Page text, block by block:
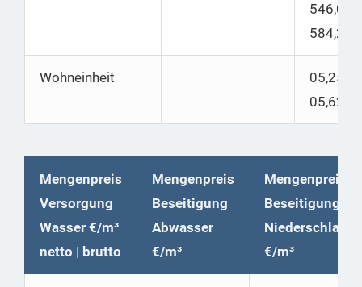
546,00
584,22
Wohneinheit
05,25 |
05,62
Mengenpreis
Versorgung
Wasser €/m³
netto | brutto
Mengenpreis
Beseitigung
Abwasser
€/m³
Mengenpreis
Beseitigung
€/m³